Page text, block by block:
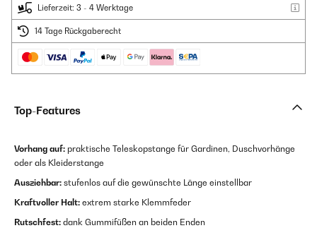
Lieferzeit: 3 - 4 Werktage
14 Tage Rückgaberecht
Top-Features
Vorhang auf: praktische Teleskopstange für Gardinen, Duschvorhänge
oder als Kleiderstange
Ausziehbar: stufenlos auf die gewünschte Länge einstellbar
Kraftvoller Halt: extrem starke Klemmfeder
Rutschfest: dank Gummifüßen an beiden Enden